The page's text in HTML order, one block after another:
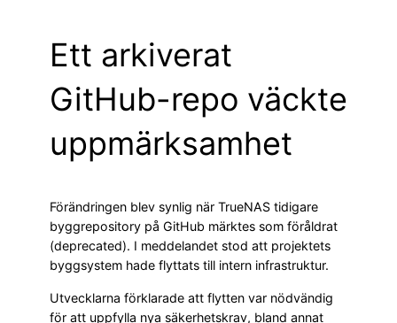
Ett arkiverat
GitHub-repo väckte
uppmärksamhet
Förändringen blev synlig när TrueNAS tidigare
byggrepository på GitHub märktes som föråldrat
(deprecated). I meddelandet stod att projektets
byggsystem hade flyttats till intern infrastruktur.
Utvecklarna förklarade att flytten var nödvändig
för att uppfylla nya säkerhetskrav, bland annat